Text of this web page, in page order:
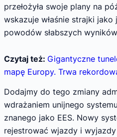
przełożyła swoje plany na
wskazuje właśnie strajki jako
powodów słabszych
Czytaj też: Gigantyczne
mapę Europy. Trwa
Dodajmy do tego zmiany
wdrażaniem unijnego
znanego jako EES. Nowy
rejestrować wjazdy i